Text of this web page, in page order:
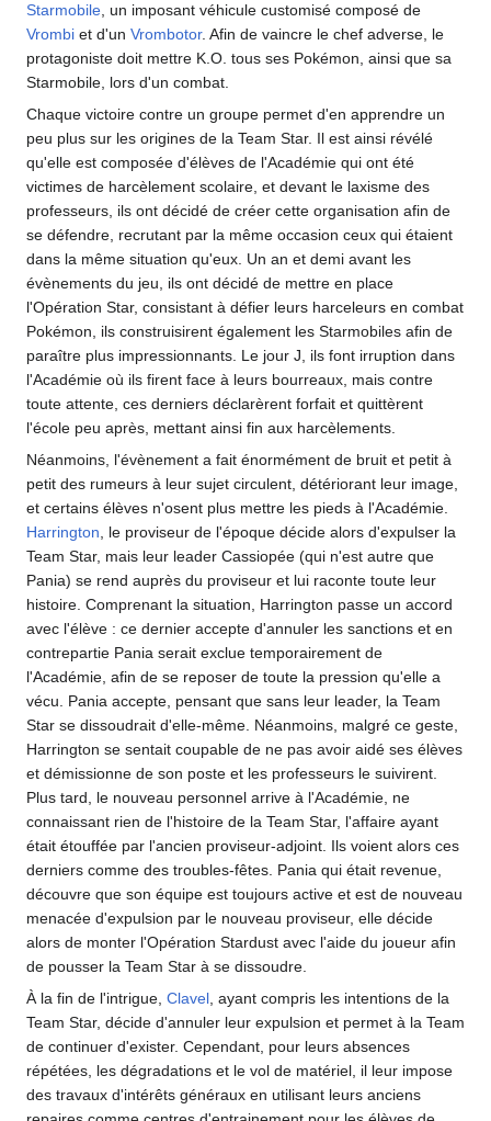
Starmobile, un imposant véhicule customisé composé de
Vrombi et d'un Vrombotor. Afin de vaincre le chef adverse, le
protagoniste doit mettre K.O. tous ses Pokémon, ainsi que sa
Starmobile, lors d'un combat.
Chaque victoire contre un groupe permet d'en apprendre un
peu plus sur les origines de la Team Star. Il est ainsi révélé
qu'elle est composée d'élèves de l'Académie qui ont été
victimes de harcèlement scolaire, et devant le laxisme des
professeurs, ils ont décidé de créer cette organisation afin de
se défendre, recrutant par la même occasion ceux qui étaient
dans la même situation qu'eux. Un an et demi avant les
évènements du jeu, ils ont décidé de mettre en place
l'Opération Star, consistant à défier leurs harceleurs en combat
Pokémon, ils construisirent également les Starmobiles afin de
paraître plus impressionnants. Le jour J, ils font irruption dans
l'Académie où ils firent face à leurs bourreaux, mais contre
toute attente, ces derniers déclarèrent forfait et quittèrent
l'école peu après, mettant ainsi fin aux harcèlements.
Néanmoins, l'évènement a fait énormément de bruit et petit à
petit des rumeurs à leur sujet circulent, détériorant leur image,
et certains élèves n'osent plus mettre les pieds à l'Académie.
Harrington, le proviseur de l'époque décide alors d'expulser la
Team Star, mais leur leader Cassiopée (qui n'est autre que
Pania) se rend auprès du proviseur et lui raconte toute leur
histoire. Comprenant la situation, Harrington passe un accord
avec l'élève : ce dernier accepte d'annuler les sanctions et en
contrepartie Pania serait exclue temporairement de
l'Académie, afin de se reposer de toute la pression qu'elle a
vécu. Pania accepte, pensant que sans leur leader, la Team
Star se dissoudrait d'elle-même. Néanmoins, malgré ce geste,
Harrington se sentait coupable de ne pas avoir aidé ses élèves
et démissionne de son poste et les professeurs le suivirent.
Plus tard, le nouveau personnel arrive à l'Académie, ne
connaissant rien de l'histoire de la Team Star, l'affaire ayant
était étouffée par l'ancien proviseur-adjoint. Ils voient alors ces
derniers comme des troubles-fêtes. Pania qui était revenue,
découvre que son équipe est toujours active et est de nouveau
menacée d'expulsion par le nouveau proviseur, elle décide
alors de monter l'Opération Stardust avec l'aide du joueur afin
de pousser la Team Star à se dissoudre.
À la fin de l'intrigue, Clavel, ayant compris les intentions de la
Team Star, décide d'annuler leur expulsion et permet à la Team
de continuer d'exister. Cependant, pour leurs absences
répétées, les dégradations et le vol de matériel, il leur impose
des travaux d'intérêts généraux en utilisant leurs anciens